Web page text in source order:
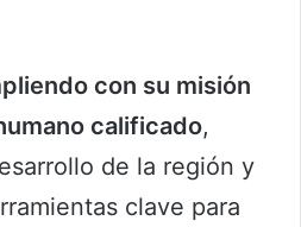
con su misión
calificado,
de la región y
clave para